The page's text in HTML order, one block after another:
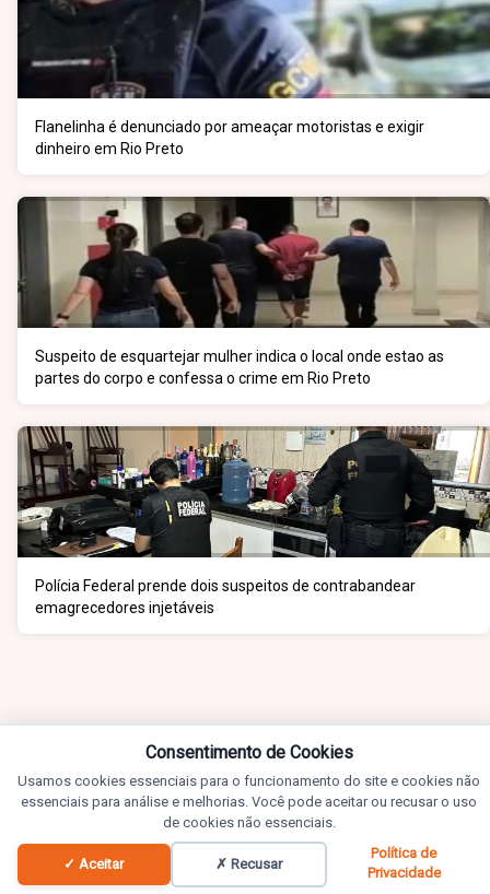
Flanelinha é denunciado por ameaçar motoristas e exigir
dinheiro em Rio Preto
Suspeito de esquartejar mulher indica o local onde estao as
partes do corpo e confessa o crime em Rio Preto
Polícia Federal prende dois suspeitos de contrabandear
emagrecedores injetáveis
Notícias
Consentimento de Cookies
Usamos cookies essenciais para o funcionamento do site e cookies não
essenciais para análise e melhorias. Você pode aceitar ou recusar o uso
de cookies não essenciais.
✓ Aceitar ✗ Recusar
Política de
Privacidade